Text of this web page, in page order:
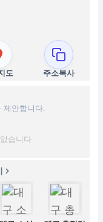
도 주소복사
제안합니다.
습니다